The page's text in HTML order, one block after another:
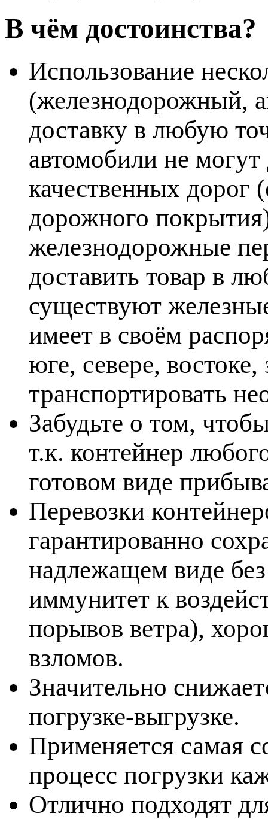
В чём достоинства?
Использование
(железнодорожный,
доставку в любую
автомобили не
качественных
дорожного
железнодорожные
доставить товар в
существуют
имеет в своём
юге, севере,
транспортировать
Забудьте о том,
т.к. контейнер
готовом виде
Перевозки
гарантированно
надлежащем виде
иммунитет к
порывов ветра),
взломов.
Значительно
погрузке-выгрузке.
Применяется самая
процесс погрузки
Отлично подходят